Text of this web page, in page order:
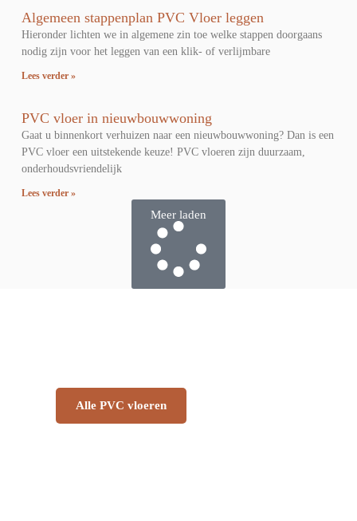
Algemeen stappenplan PVC Vloer leggen
Hieronder lichten we in algemene zin toe welke stappen doorgaans
nodig zijn voor het leggen van een klik- of verlijmbare
Lees verder »
PVC vloer in nieuwbouwwoning
Gaat u binnenkort verhuizen naar een nieuwbouwwoning? Dan is een
PVC vloer een uitstekende keuze! PVC vloeren zijn duurzaam,
onderhoudsvriendelijk
Lees verder »
Meer laden
Alle PVC vloeren